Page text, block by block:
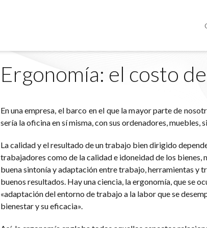
Ergonomía: el costo
En una empresa, el barco en el que la mayor parte de
sería la oficina en sí misma, con sus ordenadores, muebles,
La calidad y el resultado de un trabajo bien dirigido
trabajadores como de la calidad e idoneidad de los bienes,
buena sintonía y adaptación entre trabajo, herramientas y
buenos resultados. Hay una ciencia, la ergonomía, que se
«adaptación del entorno de trabajo a la labor que se
bienestar y su eficacia».